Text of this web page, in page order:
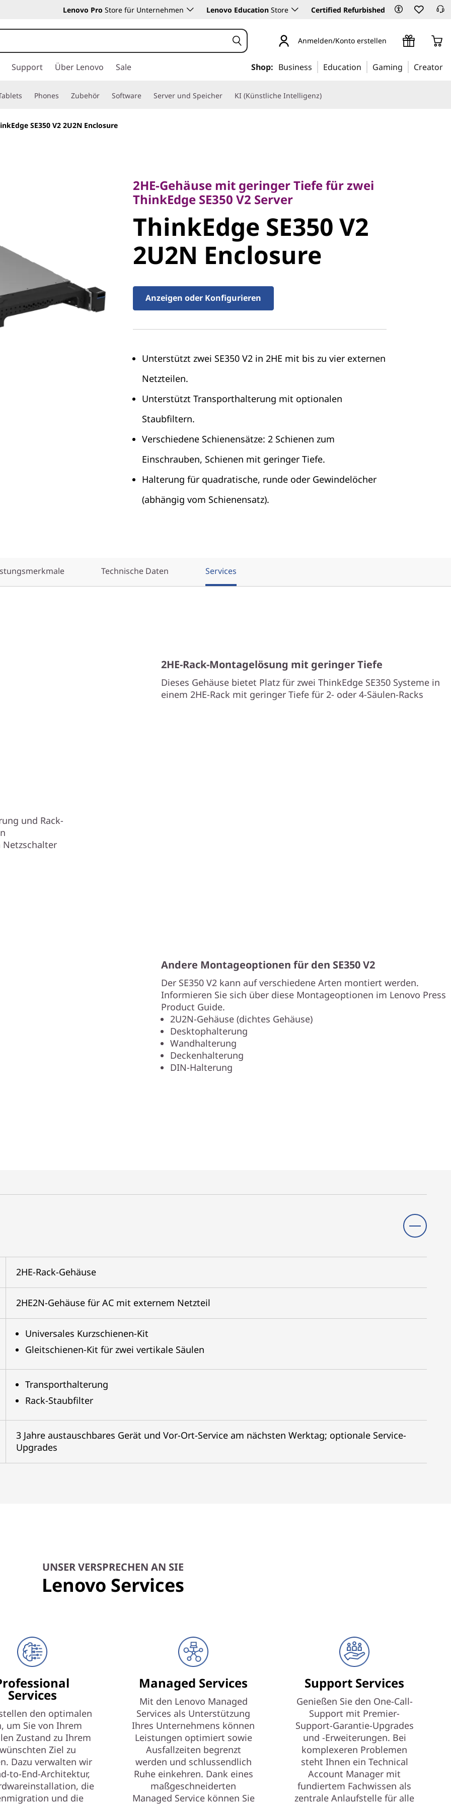
Lenovo Pro Store für Unternehmen Lenovo Education Store Certified Refurbished
Anmelden/Konto erstellen
Support Über Lenovo Sale Shop: Business Education Gaming Creator
Phones Zubehör Software Server und Speicher KI (Künstliche Intelligenz)
SE350 V2 2U2N Enclosure
ThinkEdge SE350 V2
2U2N Enclosure
2HE-Gehäuse mit geringer Tiefe für zwei
ThinkEdge SE350 V2 Server
ThinkEdge SE350 V2
2U2N Enclosure
Anzeigen oder Konfigurieren
Unterstützt zwei SE350 V2 in 2HE mit bis zu vier externen
Netzteilen.
Unterstützt Transporthalterung mit optionalen
Staubfiltern.
Verschiedene Schienensätze: 2 Schienen zum
Einschrauben, Schienen mit geringer Tiefe.
Halterung für quadratische, runde oder Gewindelöcher
(abhängig vom Schienensatz).
Technische Daten Services
2HE-Rack-Montagelösung mit geringer Tiefe
Dieses Gehäuse bietet Platz für zwei ThinkEdge SE350 Systeme in
einem 2HE-Rack mit geringer Tiefe für 2- oder 4-Säulen-Racks
und Rack-
Andere Montageoptionen für den SE350 V2
Der SE350 V2 kann auf verschiedene Arten montiert werden.
Informieren Sie sich über diese Montageoptionen im Lenovo Press
Product Guide.
2U2N-Gehäuse (dichtes Gehäuse)
Desktophalterung
Wandhalterung
Deckenhalterung
DIN-Halterung
2HE-Rack-Gehäuse
2HE2N-Gehäuse für AC mit externem Netzteil
Universales Kurzschienen-Kit
Gleitschienen-Kit für zwei vertikale Säulen
Transporthalterung
Rack-Staubfilter
3 Jahre austauschbares Gerät und Vor-Ort-Service am nächsten Werktag; optionale Service-
Upgrades
UNSER VERSPRECHEN AN SIE
Lenovo Services
Services
den optimalen
um Sie von Ihrem
Zustand zu Ihrem
Ziel zu
Dazu verwalten wir
to-End-Architektur,
die
und die
Managed Services
Mit den Lenovo Managed
Services als Unterstützung
Ihres Unternehmens können
Leistungen optimiert sowie
Ausfallzeiten begrenzt
werden und schlussendlich
Ruhe einkehren. Dank eines
maßgeschneiderten
Managed Service können Sie
Support Services
Genießen Sie den One-Call-
Support mit Premier-
Support-Garantie-Upgrades
und -Erweiterungen. Bei
komplexeren Problemen
steht Ihnen ein Technical
Account Manager mit
fundiertem Fachwissen als
zentrale Anlaufstelle für alle